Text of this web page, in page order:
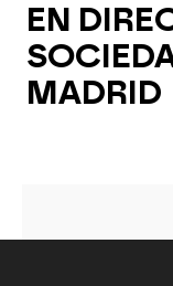
EN
MADRID